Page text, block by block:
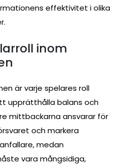
effektivitet i olika
inom
är varje spelares roll
upprätthålla balans och
mittbackarna ansvarar för
och markera
medan
vara mångsidiga,